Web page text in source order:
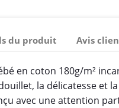
du produit Avis
en coton 180g/m²
la délicatesse et
avec une attention